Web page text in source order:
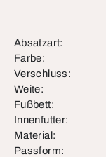
Absatzart:
Farbe:
Verschluss:
Weite:
Fußbett:
Innenfutter:
Material:
Passform: